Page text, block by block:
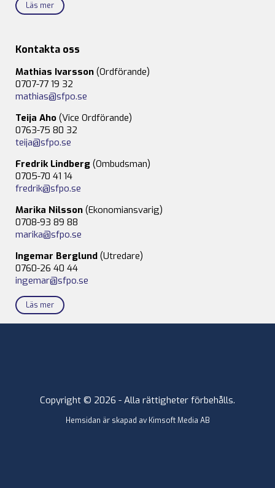
Läs mer
Kontakta oss
Mathias Ivarsson (Ordförande)
0707-77 19 32
mathias@sfpo.se
Teija Aho (Vice Ordförande)
0763-75 80 32
teija@sfpo.se
Fredrik Lindberg (Ombudsman)
0705-70 41 14
fredrik@sfpo.se
Marika Nilsson (Ekonomiansvarig)
0708-93 89 88
marika@sfpo.se
Ingemar Berglund (Utredare)
0760-26 40 44
ingemar@sfpo.se
Läs mer
Copyright © 2026 - Alla rättigheter förbehålls.
Hemsidan är skapad av Kimsoft Media AB